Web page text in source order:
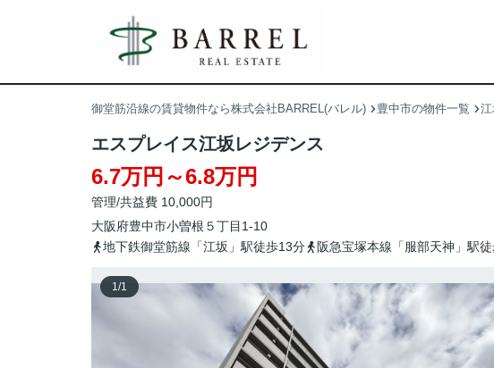
御堂筋沿線の賃貸物件なら株式会社BARREL(バレル) 豊中市の物件一覧 江
エスプレイス江坂レジデンス
6.7万円～6.8万円
管理/共益費 10,000円
大阪府豊中市小曽根 ５丁目1-10
地下鉄御堂筋線「江坂」駅徒歩13分
阪急宝塚本線「服部天神」駅
1/1